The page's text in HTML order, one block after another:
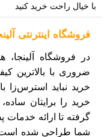
با خیال راحت خرید کنید
فروشگاه‌ اینترنتی‌
در فروشگاه
ضروری با بالاترین
خرید نباید استرس‌زا
خرید را برایتان
گرفته تا ارائه
شما طراحی شده است.